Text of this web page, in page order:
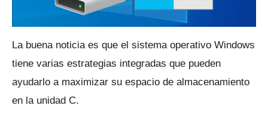
La buena noticia es que el sistema operativo Windows
tiene varias estrategias integradas que pueden
ayudarlo a maximizar su espacio de almacenamiento
en la unidad C.